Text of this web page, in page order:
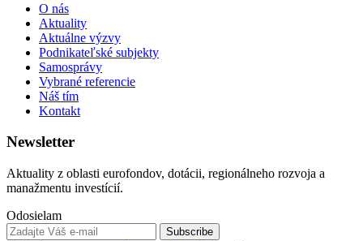
O nás
Aktuality
Aktuálne výzvy
Podnikateľské subjekty
Samosprávy
Vybrané referencie
Náš tím
Kontakt
Newsletter
Aktuality z oblasti eurofondov, dotácii, regionálneho rozvoja a
manažmentu investícií.
Odosielam